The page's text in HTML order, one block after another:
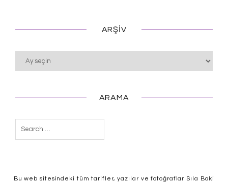
ARŞIV
Arşiv
ARAMA
Arama:
Bu web sitesindeki tüm tarifler, yazılar ve fotoğraflar Sıla Baki